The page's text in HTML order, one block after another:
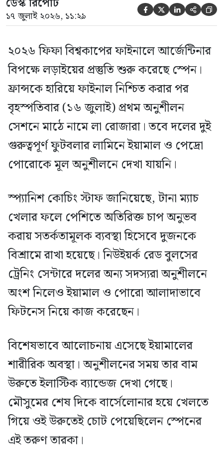
১৭ জুলাই ২০২৬, ১১:২৯     
২০২৬ ফিফা বিশ্বকাপের ফাইনালে আর্জেন্টিনার
বিপক্ষে লড়াইয়ের প্রস্তুতি শুরু করেছে স্পেন।
ফ্রান্সকে হারিয়ে ফাইনাল নিশ্চিত করার পর
বৃহস্পতিবার (১৬ জুলাই) প্রথম অনুশীলন
সেশনে মাঠে নামে লা রোজারা। তবে দলের দুই
গুরুত্বপূর্ণ ফুটবলার লামিনে ইয়ামাল ও পেদ্রো
পোরোকে মূল অনুশীলনে দেখা যায়নি।
স্প্যানিশ কোচিং স্টাফ জানিয়েছে, টানা ম্যাচ
খেলার ফলে পেশিতে অতিরিক্ত চাপ অনুভব
করায় সতর্কতামূলক ব্যবস্থা হিসেবে দুজনকে
বিশ্রামে রাখা হয়েছে। নিউইয়র্ক রেড বুলসের
ট্রেনিং সেন্টারে দলের অন্য সদস্যরা অনুশীলনে
অংশ নিলেও ইয়ামাল ও পোরো আলাদাভাবে
ফিটনেস নিয়ে কাজ করেছেন।
বিশেষভাবে আলোচনায় এসেছে ইয়ামালের
শারীরিক অবস্থা। অনুশীলনের সময় তার বাম
উরুতে ইলাস্টিক ব্যান্ডেজ দেখা গেছে।
মৌসুমের শেষ দিকে বার্সেলোনার হয়ে খেলতে
গিয়ে ওই উরুতেই চোট পেয়েছিলেন স্পেনের
এই তরুণ তারকা।